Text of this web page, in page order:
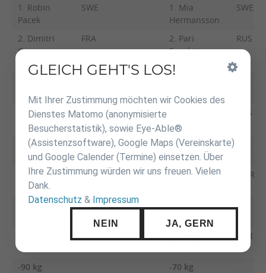
1. Robin
Pacek
SWE
1. Mia
Hermansson
SWE
2. Dimitri
Gomes
Tavares
FRA
2. Pari
Surakatova
RUS
Conrad
Blot
FRA
3. Fabien Hill FRA
Valkova
RUS
5. Benjamin
Kjeldsen
DEN 5. Julia Ruiz FRA
5. Christian
Zachar
AUT
5. Rizlen
MAR
7. Olle
SWE
7. Sandrine
Billiet
BEL
Verlin
FIN
7. Jodie
GBR
-90 kg
-70 kg
Inhalt
GLEICH GEHT'S LOS!
Mit Ihrer Zustimmung möchten wir Cookies des
Dienstes Matomo (anonymisierte
Besucherstatistik), sowie Eye-Able®
(Assistenzsoftware), Google Maps (Vereinskarte)
und Google Calender (Termine) einsetzen. Über
Ihre Zustimmung würden wir uns freuen. Vielen
Dank.
Datenschutz & Impressum
NEIN JA, GERN